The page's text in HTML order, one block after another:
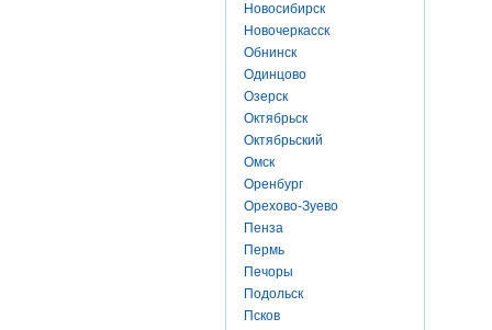
Новосибирск
Новочеркасск
Обнинск
Одинцово
Озерск
Октябрьск
Октябрьский
Омск
Оренбург
Орехово-Зуево
Пенза
Пермь
Печоры
Подольск
Псков